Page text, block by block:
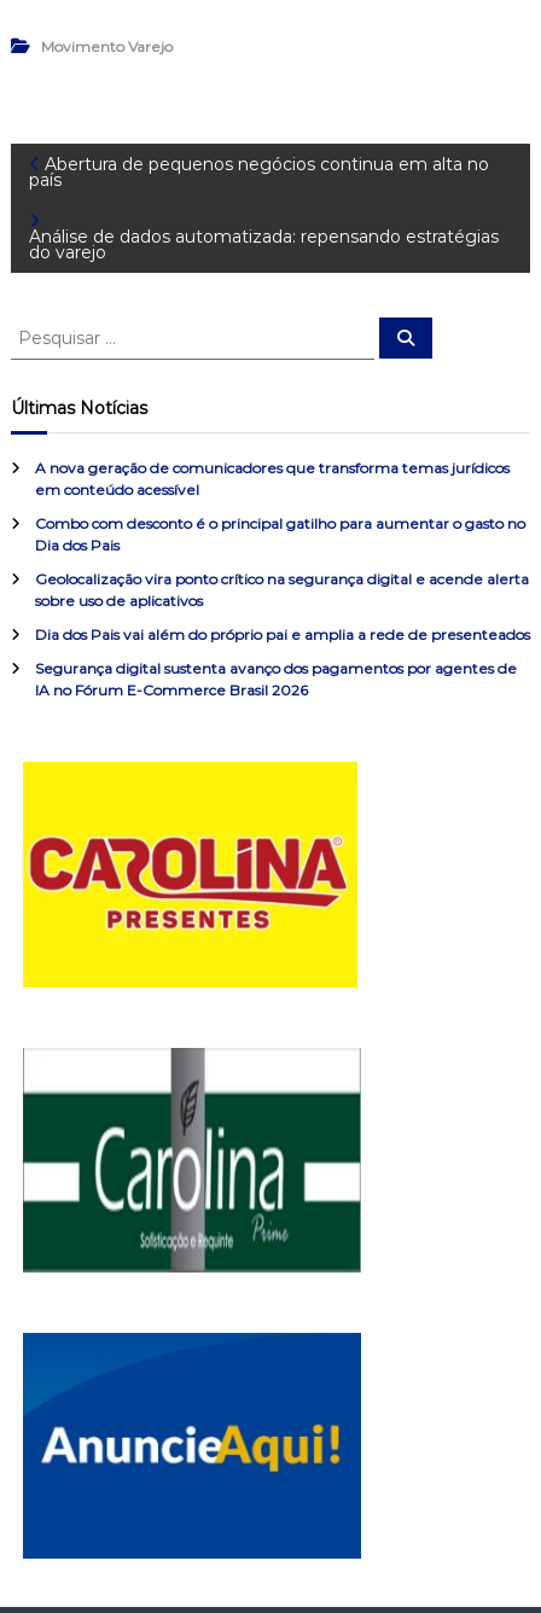
Movimento Varejo
N
v
e
g
a
d
P
Abertura de pequenos negócios continua em alta no
país
Análise de dados automatizada: repensando estratégias
do varejo
P
q
u
s
r
o
:
P
s
r
Últimas Notícias
A nova geração de comunicadores que transforma temas jurídicos
em conteúdo acessível
Combo com desconto é o principal gatilho para aumentar o gasto no
Dia dos Pais
Geolocalização vira ponto crítico na segurança digital e acende alerta
sobre uso de aplicativos
Dia dos Pais vai além do próprio pai e amplia a rede de presenteados
Segurança digital sustenta avanço dos pagamentos por agentes de
IA no Fórum E-Commerce Brasil 2026